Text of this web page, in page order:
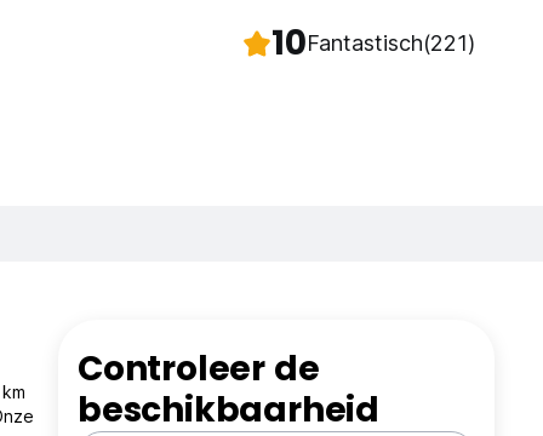
10Fantastisch(221)
Controleer de
beschikbaarheid